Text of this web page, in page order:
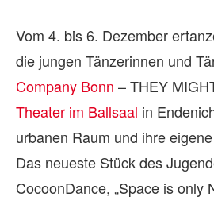
Vom 4. bis 6. Dezember
die jungen Tänzerinnen und
Company Bonn – THEY
Theater im Ballsaal in
urbanen Raum und ihre
Das neueste Stück des
CocoonDance, „Space is only